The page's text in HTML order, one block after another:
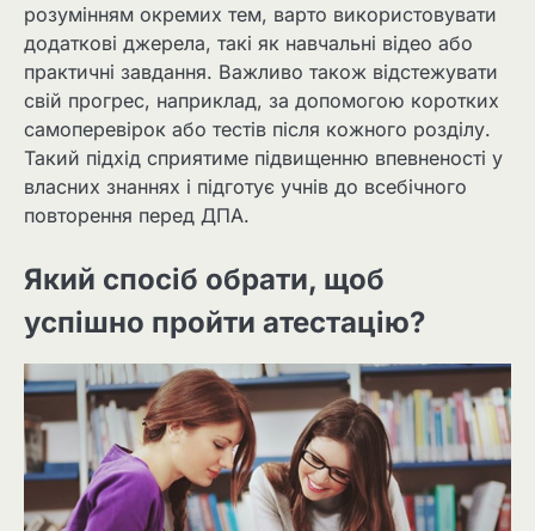
розумінням окремих тем, варто використовувати
додаткові джерела, такі як навчальні відео або
практичні завдання. Важливо також відстежувати
свій прогрес, наприклад, за допомогою коротких
самоперевірок або тестів після кожного розділу.
Такий підхід сприятиме підвищенню впевненості у
власних знаннях і підготує учнів до всебічного
повторення перед ДПА.
Який спосіб обрати, щоб
успішно пройти атестацію?